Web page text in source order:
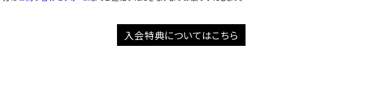
入会特典についてはこちら